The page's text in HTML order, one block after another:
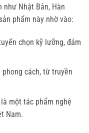
Nhật Bản, Hàn
phẩm này nhờ vào:
chọn kỹ lưỡng, đảm
cách, từ truyền
một tác phẩm nghệ
Nam.